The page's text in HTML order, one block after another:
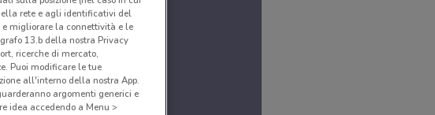
rete e agli identificativi del
e migliorare la connettività e le
13.b della nostra Privacy
ricerche di mercato,
Puoi modificare le tue
all'interno della nostra App.
argomenti generici e
idea accedendo a Menu >